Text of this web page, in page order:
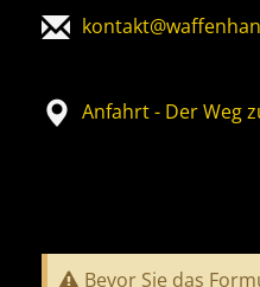
Anfahrt - Der Weg
Bevor Sie das